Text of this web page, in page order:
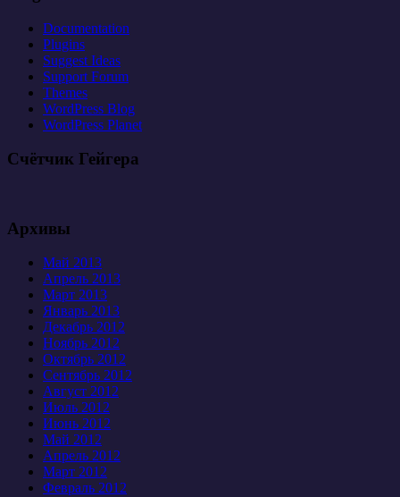
Documentation
Plugins
Suggest Ideas
Support Forum
Themes
WordPress Blog
WordPress Planet
Счётчик Гейгера
Архивы
Май 2013
Апрель 2013
Март 2013
Январь 2013
Декабрь 2012
Ноябрь 2012
Октябрь 2012
Сентябрь 2012
Август 2012
Июль 2012
Июнь 2012
Май 2012
Апрель 2012
Март 2012
Февраль 2012